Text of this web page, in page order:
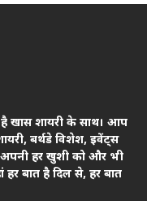
खास शायरी के साथ। आप
बर्थडे विशेश, इवेंट्स
हर खुशी को और भी
हर बात है दिल से, हर बात